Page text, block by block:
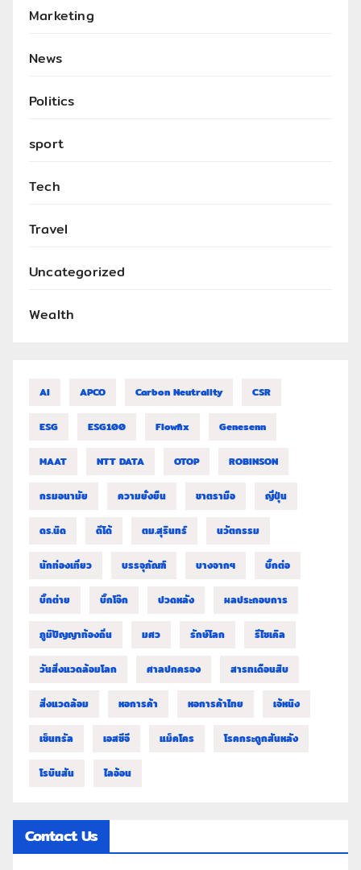
Marketing
News
Politics
sport
Tech
Travel
Uncategorized
Wealth
AI APCO Carbon Neutrality CSR
ESG ESG100 Flowfix Genesenn
MAAT NTT DATA OTOP ROBINSON
กรมอนามัย ความยั่งยืน ชาตรามือ ญี่ปุ่น
ดร.นิด ดีโด้ ตม.สุรินทร์ นวัตกรรม
นักท่องเที่ยว บรรจุภัณฑ์ บางจากฯ บิ๊กต่อ
บิ๊กต่าย บิ๊กโจ๊ก ปวดหลัง ผลประกอบการ
ภูมิปัญญาท้องถิ่น มศว รักษ์โลก รีไซเคิล
วันสิ่งแวดล้อมโลก ศาลปกครอง สารทเดือนสิบ
สิ่งแวดล้อม หอการค้า หอการค้าไทย เจ้หนิง
เซ็นทรัล เอสซีจี แม็คโคร โรคกระดูกสันหลัง
โรบินสัน ไลอ้อน
Contact Us